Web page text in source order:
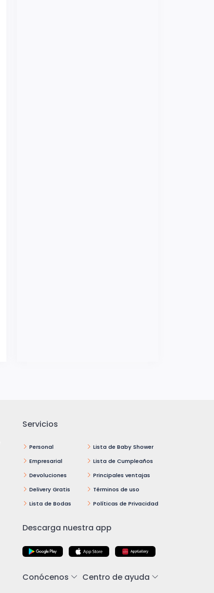
Servicios
Personal
Empresarial
Devoluciones
Delivery Gratis
Lista de Bodas
Lista de Baby Shower
Lista de Cumpleaños
Principales ventajas
Términos de uso
Políticas de Privacidad
Descarga nuestra app
Conócenos Centro de ayuda